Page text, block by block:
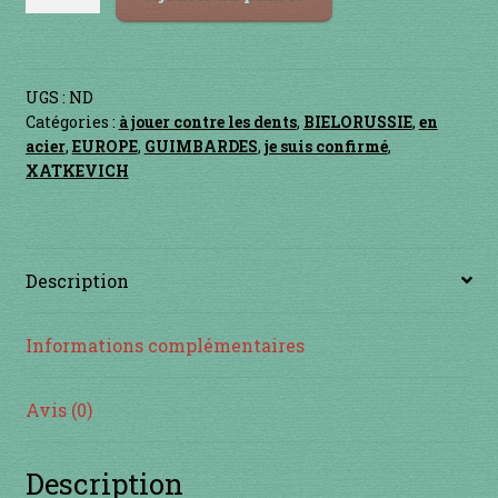
je suis confirmé
je suis débutant
Mon Compte
UGS : ND
Catégories : à jouer contre les dents, BIELORUSSIE, en
acier, EUROPE, GUIMBARDES, je suis confirmé,
XATKEVICH
Description
Informations complémentaires
Avis (0)
Description